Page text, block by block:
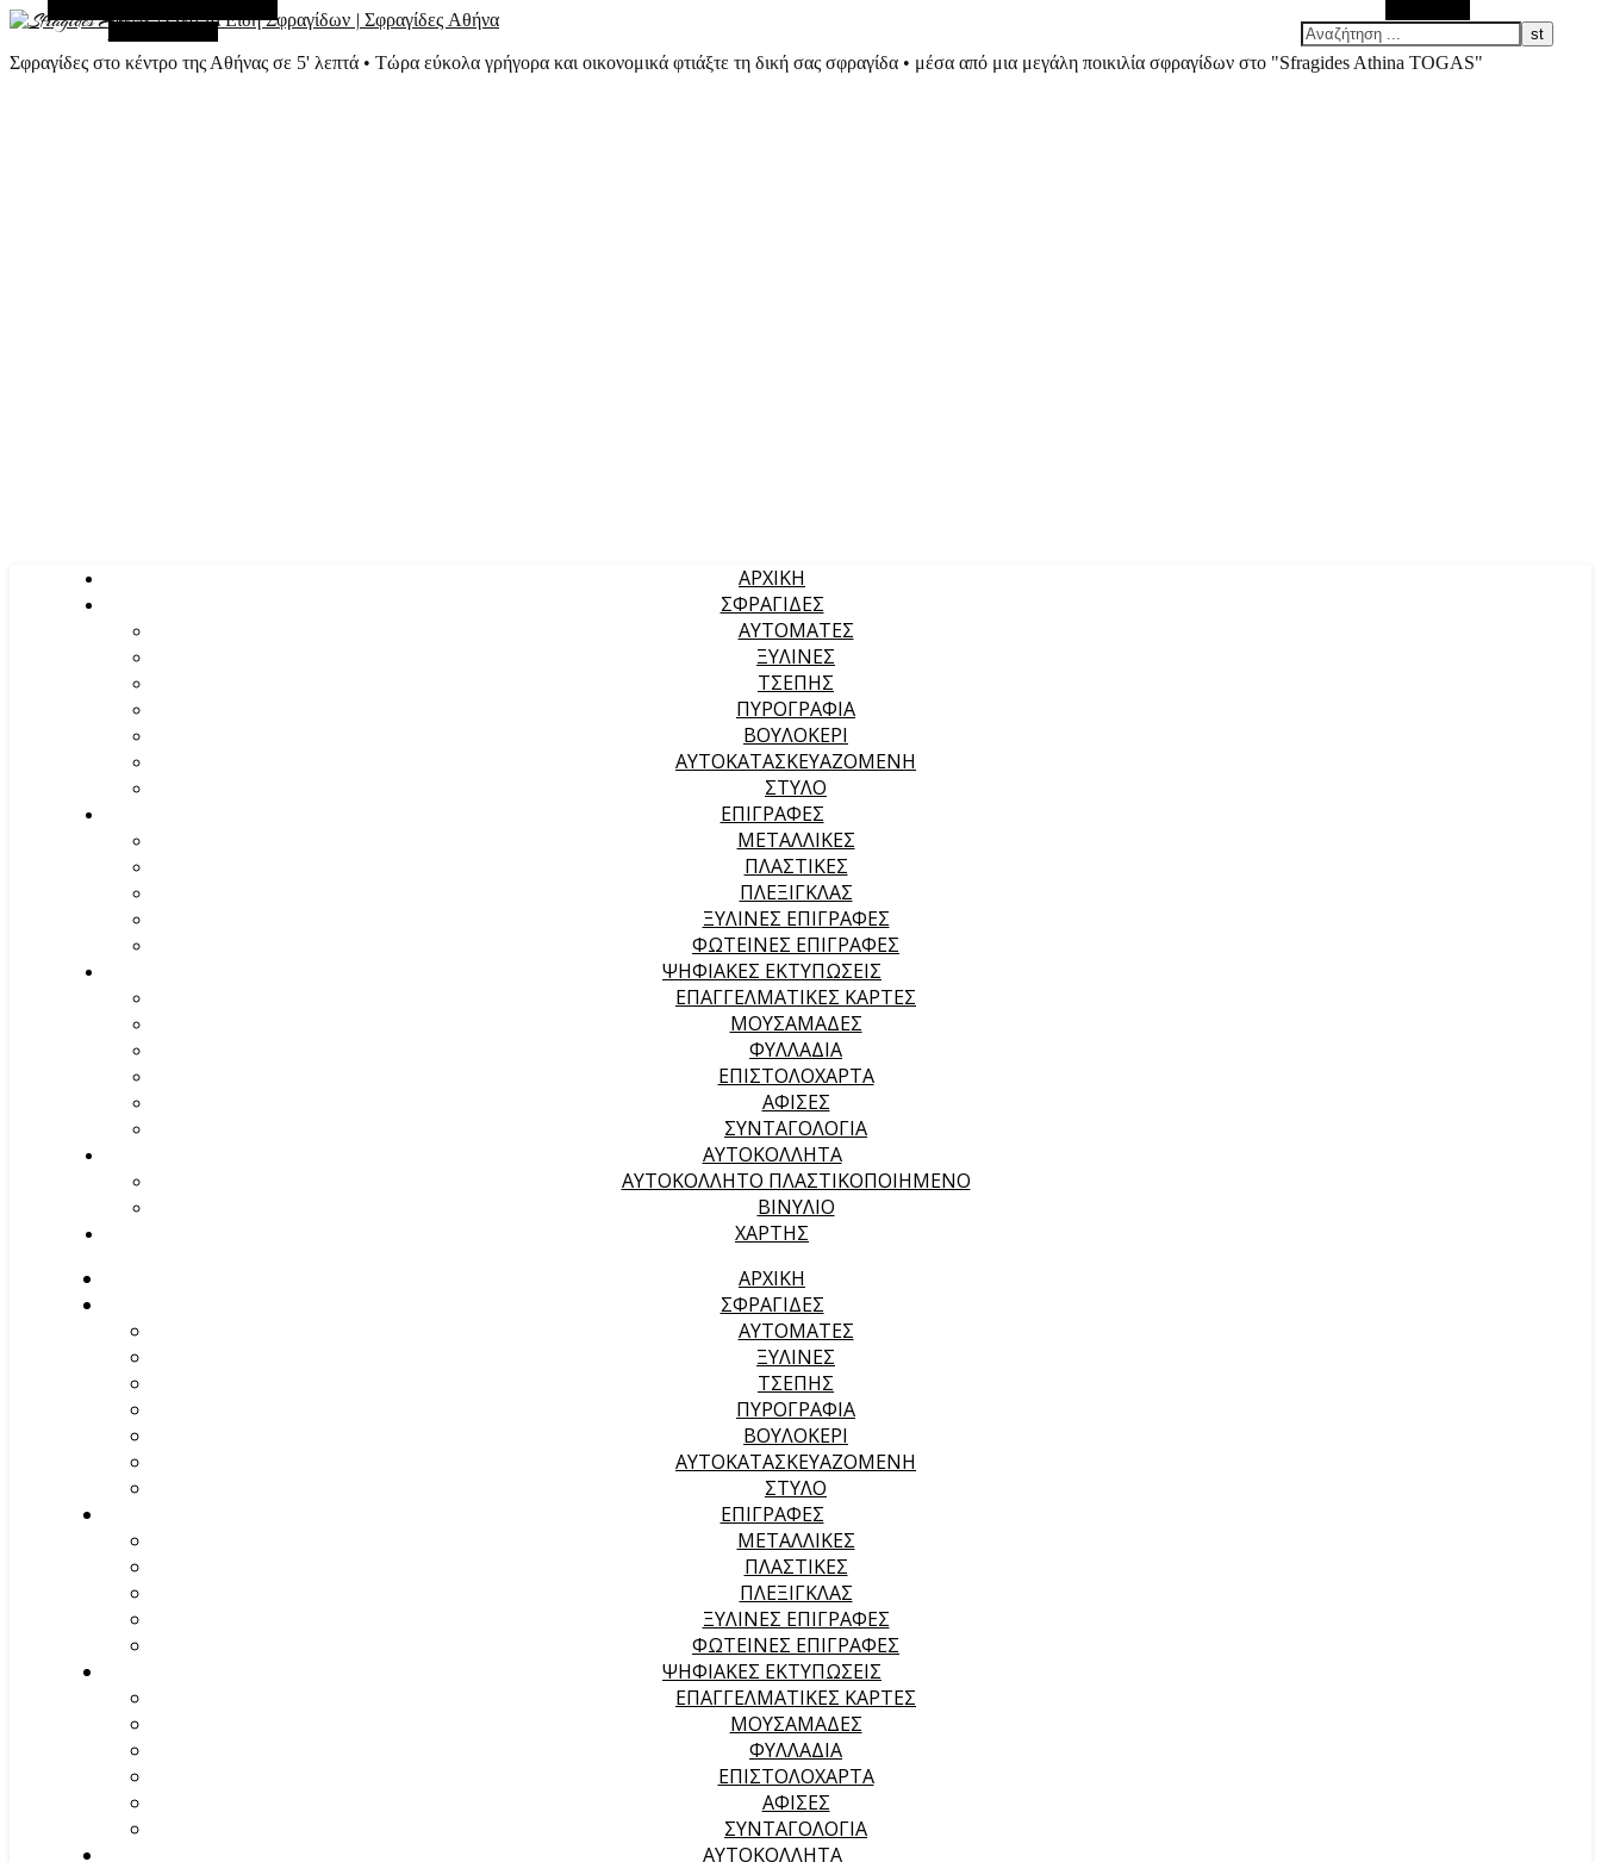
Σφραγίδες στο κέντρο της Αθήνας σε 5' λεπτά • Τώρα εύκολα γρήγορα και οικονομικά φτιάξτε τη δική σας σφραγίδα • μέσα από μια μεγάλη ποικιλία σφραγίδων στο "Sfragides Athina TOGAS"
Τυχαίο Άρθρο
ΑΡΧΙΚΉ
ΣΦΡΑΓΙΔΕΣ
ΑΥΤΟΜΑΤΕΣ
ΞΥΛΙΝΕΣ
ΤΣΕΠΗΣ
ΠΥΡΟΓΡΑΦΙΑ
ΒΟΥΛΟΚΕΡΙ
ΑΥΤΟΚΑΤΑΣΚΕΥΑΖΟΜΕΝΗ
ΣΤΥΛΟ
ΕΠΙΓΡΑΦΕΣ
ΜΕΤΑΛΛΙΚΕΣ
ΠΛΑΣΤΙΚΕΣ
ΠΛΕΞΙΓΚΛΑΣ
ΞΥΛΙΝΕΣ ΕΠΙΓΡΑΦΕΣ
ΦΩΤΕΙΝΕΣ ΕΠΙΓΡΑΦΕΣ
ΨΗΦΙΑΚΕΣ ΕΚΤΥΠΩΣΕΙΣ
ΕΠΑΓΓΕΛΜΑΤΙΚΕΣ ΚΑΡΤΕΣ
ΜΟΥΣΑΜΑΔΕΣ
ΦΥΛΛΑΔΙΑ
ΕΠΙΣΤΟΛΟΧΑΡΤΑ
ΑΦΙΣΕΣ
ΣΥΝΤΑΓΟΛΟΓΙΑ
ΑΥΤΟΚΟΛΛΗΤΑ
ΑΥΤΟΚΟΛΛΗΤΟ ΠΛΑΣΤΙΚΟΠΟΙΗΜΕΝΟ
ΒΙΝΥΛΙΟ
ΧΑΡΤΗΣ
ΑΡΧΙΚΉ
ΣΦΡΑΓΙΔΕΣ
ΑΥΤΟΜΑΤΕΣ
ΞΥΛΙΝΕΣ
ΤΣΕΠΗΣ
ΠΥΡΟΓΡΑΦΙΑ
ΒΟΥΛΟΚΕΡΙ
ΑΥΤΟΚΑΤΑΣΚΕΥΑΖΟΜΕΝΗ
ΣΤΥΛΟ
ΕΠΙΓΡΑΦΕΣ
ΜΕΤΑΛΛΙΚΕΣ
ΠΛΑΣΤΙΚΕΣ
ΠΛΕΞΙΓΚΛΑΣ
ΞΥΛΙΝΕΣ ΕΠΙΓΡΑΦΕΣ
ΦΩΤΕΙΝΕΣ ΕΠΙΓΡΑΦΕΣ
ΨΗΦΙΑΚΕΣ ΕΚΤΥΠΩΣΕΙΣ
ΕΠΑΓΓΕΛΜΑΤΙΚΕΣ ΚΑΡΤΕΣ
ΜΟΥΣΑΜΑΔΕΣ
ΦΥΛΛΑΔΙΑ
ΕΠΙΣΤΟΛΟΧΑΡΤΑ
ΑΦΙΣΕΣ
ΣΥΝΤΑΓΟΛΟΓΙΑ
ΑΥΤΟΚΟΛΛΗΤΑ